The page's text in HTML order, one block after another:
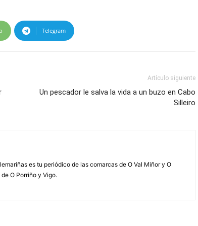
Telegram
Artículo siguiente
Un pescador le salva la vida a un buzo en Cabo
Silleiro
es tu periódico de las comarcas de O Val Miñor y O
O Porriño y Vigo.